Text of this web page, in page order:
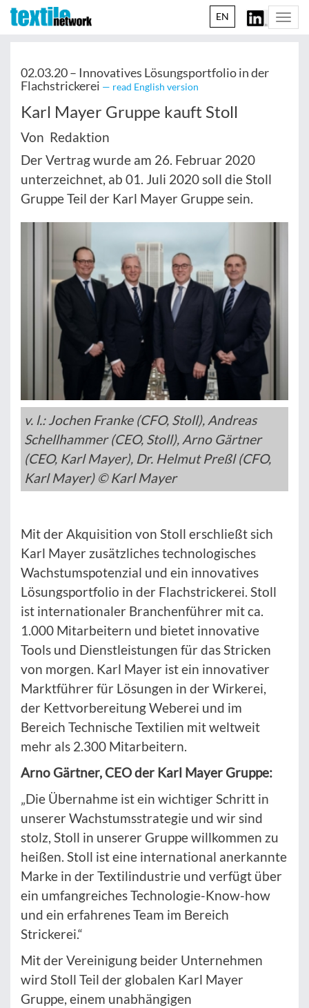
EN
02.03.20 – Innovatives Lösungsportfolio in der
Flachstrickerei — read English version
Karl Mayer Gruppe kauft Stoll
Von Redaktion
Der Vertrag wurde am 26. Februar 2020
unterzeichnet, ab 01. Juli 2020 soll die Stoll
Gruppe Teil der Karl Mayer Gruppe sein.
v. l.: Jochen Franke (CFO, Stoll), Andreas
Schellhammer (CEO, Stoll), Arno Gärtner
(CEO, Karl Mayer), Dr. Helmut Preßl (CFO,
Karl Mayer) © Karl Mayer
Mit der Akquisition von Stoll erschließt sich
Karl Mayer zusätzliches technologisches
Wachstumspotenzial und ein innovatives
Lösungsportfolio in der Flachstrickerei. Stoll
ist internationaler Branchenführer mit ca.
1.000 Mitarbeitern und bietet innovative
Tools und Dienstleistungen für das Stricken
von morgen. Karl Mayer ist ein innovativer
Marktführer für Lösungen in der Wirkerei,
der Kettvorbereitung Weberei und im
Bereich Technische Textilien mit weltweit
mehr als 2.300 Mitarbeitern.
Arno Gärtner, CEO der Karl Mayer Gruppe:
„Die Übernahme ist ein wichtiger Schritt in
unserer Wachstumsstrategie und wir sind
stolz, Stoll in unserer Gruppe willkommen zu
heißen. Stoll ist eine international anerkannte
Marke in der Textilindustrie und verfügt über
ein umfangreiches Technologie-Know-how
und ein erfahrenes Team im Bereich
Strickerei.“
Mit der Vereinigung beider Unternehmen
wird Stoll Teil der globalen Karl Mayer
Gruppe, einem unabhängigen